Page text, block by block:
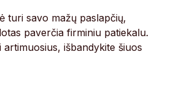
turi savo mažų paslapčių,
paverčia firminiu patiekalu.
išbandykite šiuos